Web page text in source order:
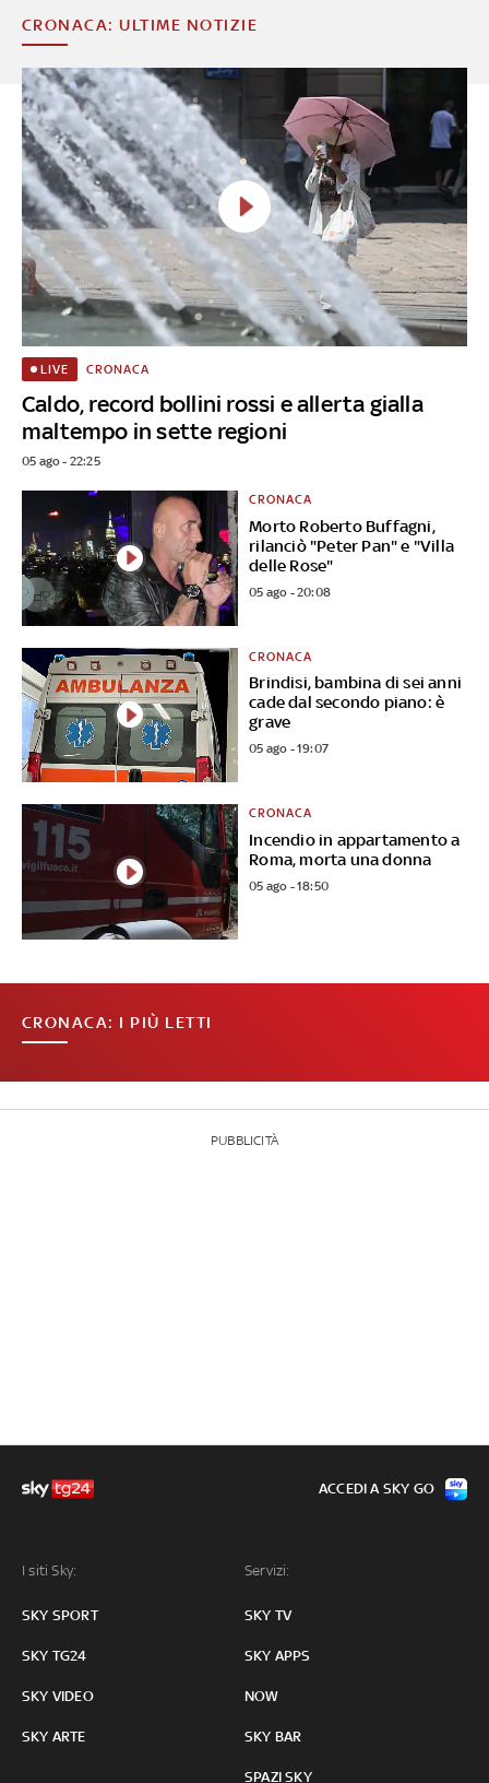
CRONACA: ULTIME NOTIZIE
Caldo, record bollini rossi e allerta gialla
maltempo in sette regioni
LIVE CRONACA
05 ago - 22:25
Morto Roberto Buffagni,
rilanciò "Peter Pan" e "Villa
delle Rose"
CRONACA
05 ago - 20:08
Brindisi, bambina di sei anni
cade dal secondo piano: è
grave
CRONACA
05 ago - 19:07
Incendio in appartamento a
Roma, morta una donna
CRONACA
05 ago - 18:50
CRONACA: I PIÙ LETTI
PUBBLICITÀ
I siti Sky:
SKY SPORT
SKY TG24
SKY VIDEO
SKY ARTE
Servizi:
SKY TV
SKY APPS
NOW
SKY BAR
SPAZI SKY
ACCEDI A SKY GO